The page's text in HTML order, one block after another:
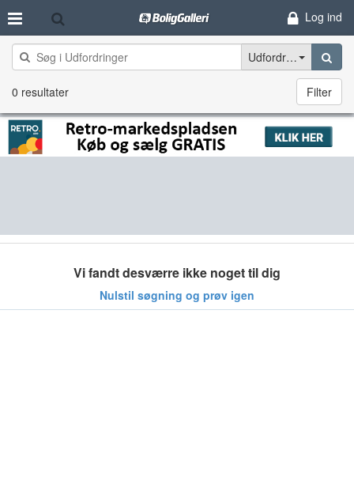
Log ind
Udfordringer
0 resultater Filter
Vi fandt desværre ikke noget til dig
Nulstil søgning og prøv igen